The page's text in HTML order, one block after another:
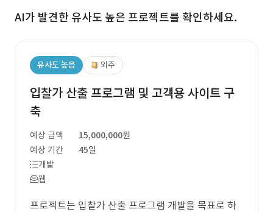
AI가 발견한 유사도 높은 프로젝트를 확인하세요.
유사도 높음 외주
입찰가 산출 프로그램 및 고객용 사이트 구
축
예상 금액
15,000,000원
예상 기간
45일
개발
웹
프로젝트는 입찰가 산출 프로그램 개발을 목표로 하